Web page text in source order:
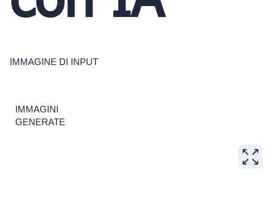
IMMAGINE DI INPUT
IMMAGINI
GENERATE